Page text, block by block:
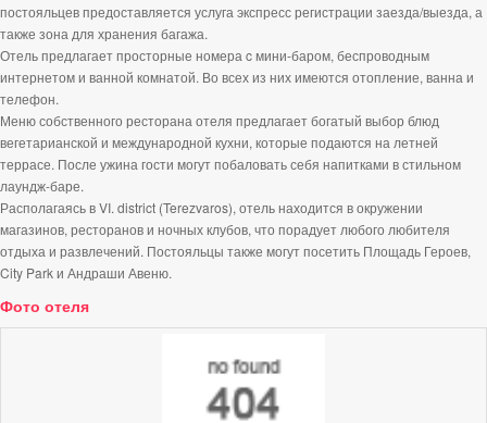
постояльцев предоставляется услуга экспресс регистрации заезда/выезда, а
также зона для хранения багажа.
Отель предлагает просторные номера c мини-баром, беспроводным
интернетом и ванной комнатой. Во всех из них имеются отопление, ванна и
телефон.
Меню собственного ресторана отеля предлагает богатый выбор блюд
вегетарианской и международной кухни, которые подаются на летней
террасе. После ужина гости могут побаловать себя напитками в стильном
лаундж-баре.
Располагаясь в VI. district (Terezvaros), отель находится в окружении
магазинов, ресторанов и ночных клубов, что порадует любого любителя
отдыха и развлечений. Постояльцы также могут посетить Площадь Героев,
City Park и Андраши Авеню.
Фото отеля